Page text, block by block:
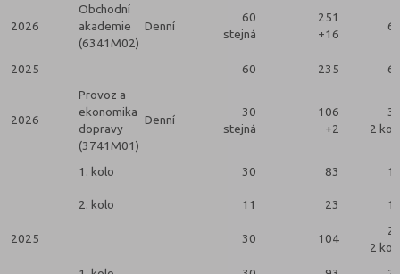
2026
Obchodní
akademie
(6341M02)
Denní
60
stejná
251
+16
2025 60 235
2026
Provoz a
ekonomika
dopravy
(3741M01)
Denní
30
stejná
106
+2
2
1. kolo 30 83
2. kolo 11 23
2025 30 104
2